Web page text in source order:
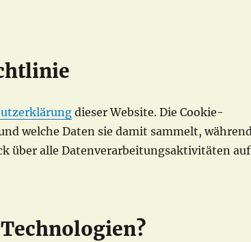
dieser Website. Die Cookie-
welche Daten sie damit sammelt,
über alle Datenverarbeitungsaktivitäten auf